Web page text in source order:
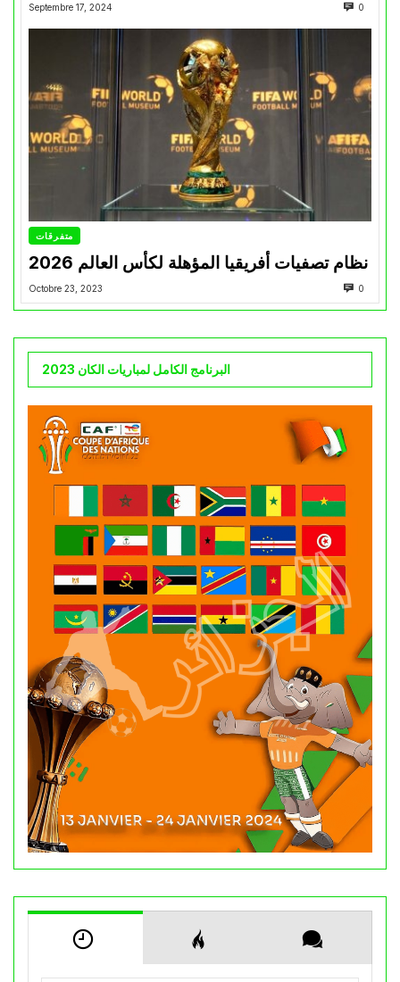
Septembre 17, 2024 0
متفرقات
نظام تصفيات أفريقيا المؤهلة لكأس العالم 2026
Octobre 23, 2023 0
البرنامج الكامل لمباريات الكان 2023